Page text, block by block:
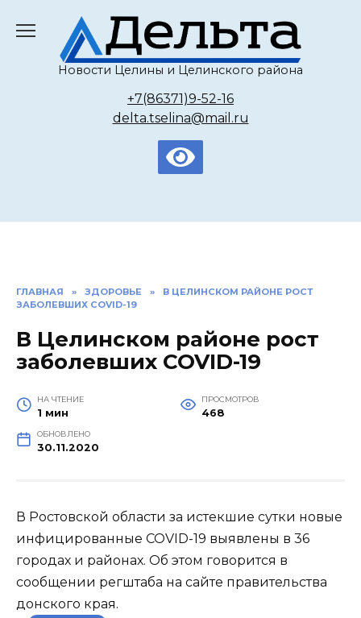
содержанию
Новости Целины и Целинского района
+7(86371)9-52-16
delta.tselina@mail.ru
ГЛАВНАЯ » ЗДОРОВЬЕ »
В ЦЕЛИНСКОМ РАЙОНЕ РОСТ
ЗАБОЛЕВШИХ COVID-19
В Целинском районе рост
заболевших COVID-19
НА ЧТЕНИЕ
1 мин
ПРОСМОТРОВ
468
ОБНОВЛЕНО
30.11.2020
В Ростовской области за истекшие сутки новые
инфицированные COVID-19 выявлены в 36
городах и районах. Об этом говорится в
сообщении регштаба на сайте правительства
донского края.